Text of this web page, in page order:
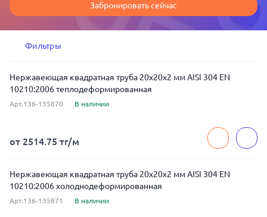
Забронировать сейчас
Фильтры
Нержавеющая квадратная труба 20x20x2 мм AISI 304 EN
10210:2006 теплодеформированная
Арт.136-135870 В наличии
от 2514.75 тг/м
Нержавеющая квадратная труба 20x20x2 мм AISI 304 EN
10210:2006 холоднодеформированная
Арт.136-135871 В наличии